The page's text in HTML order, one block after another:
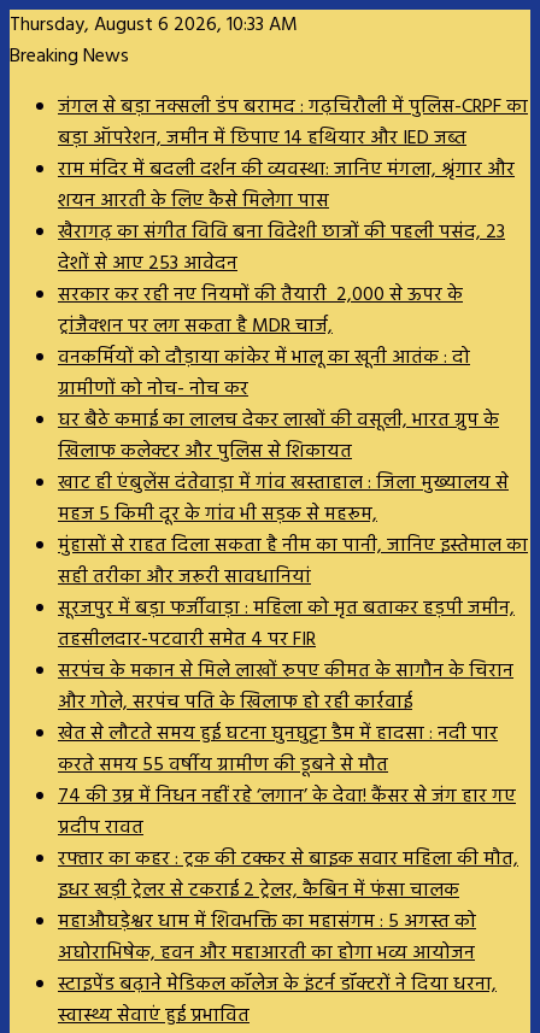
Thursday, August 6 2026, 10:33 AM
Breaking News
जंगल से बड़ा नक्सली डंप बरामद : गढ़चिरौली में पुलिस-CRPF का
बड़ा ऑपरेशन, जमीन में छिपाए 14 हथियार और IED जब्त
राम मंदिर में बदली दर्शन की व्यवस्था: जानिए मंगला, श्रृंगार और
शयन आरती के लिए कैसे मिलेगा पास
खैरागढ़ का संगीत विवि बना विदेशी छात्रों की पहली पसंद, 23
देशों से आए 253 आवेदन
सरकार कर रही नए नियमों की तैयारी ₹ 2,000 से ऊपर के
ट्रांजैक्शन पर लग सकता है MDR चार्ज,
वनकर्मियों को दौड़ाया कांकेर में भालू का खूनी आतंक : दो
ग्रामीणों को नोच- नोच कर
घर बैठे कमाई का लालच देकर लाखों की वसूली, भारत ग्रुप के
खिलाफ कलेक्टर और पुलिस से शिकायत
खाट ही एंबुलेंस दंतेवाड़ा में गांव खस्ताहाल : जिला मुख्यालय से
महज 5 किमी दूर के गांव भी सड़क से महरूम,
मुंहासों से राहत दिला सकता है नीम का पानी, जानिए इस्तेमाल का
सही तरीका और जरूरी सावधानियां
सूरजपुर में बड़ा फर्जीवाड़ा : महिला को मृत बताकर हड़पी जमीन,
तहसीलदार-पटवारी समेत 4 पर FIR
सरपंच के मकान से मिले लाखों रुपए कीमत के सागौन के चिरान
और गोले, सरपंच पति के खिलाफ हो रही कार्रवाई
खेत से लौटते समय हुई घटना घुनघुट्टा डैम में हादसा : नदी पार
करते समय 55 वर्षीय ग्रामीण की डूबने से मौत
74 की उम्र में निधन नहीं रहे ‘लगान’ के देवा! कैंसर से जंग हार गए
प्रदीप रावत
रफ्तार का कहर : ट्रक की टक्कर से बाइक सवार महिला की मौत,
इधर खड़ी ट्रेलर से टकराई 2 ट्रेलर, कैबिन में फंसा चालक
महाऔघड़ेश्वर धाम में शिवभक्ति का महासंगम : 5 अगस्त को
अघोराभिषेक, हवन और महाआरती का होगा भव्य आयोजन
स्टाइपेंड बढ़ाने मेडिकल कॉलेज के इंटर्न डॉक्टरों ने दिया धरना,
स्वास्थ्य सेवाएं हुई प्रभावित